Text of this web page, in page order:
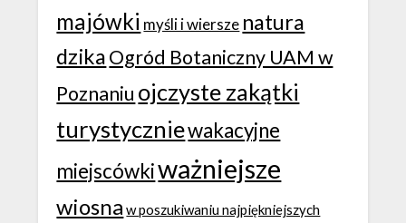
majówki myśli i wiersze natura
dzikaOgród Botaniczny UAM w
Poznaniu ojczyste zakątki
turystyczniewakacyjne
miejscówkiważniejsze
wiosna w poszukiwaniu najpiękniejszych